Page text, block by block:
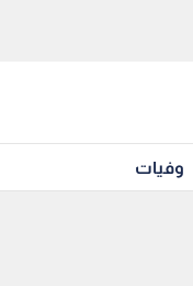
وفيات